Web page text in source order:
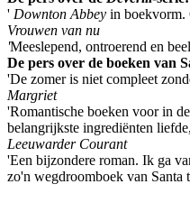
' Downton Abbey in boekvorm.
Vrouwen van nu
'Meeslepend, ontroerend en
De pers over de boeken van
'De zomer is niet compleet
Margriet
'Romantische boeken voor in
belangrijkste ingrediënten
Leeuwarder Courant
'Een bijzondere roman. Ik ga
zo'n wegdroomboek van Santa